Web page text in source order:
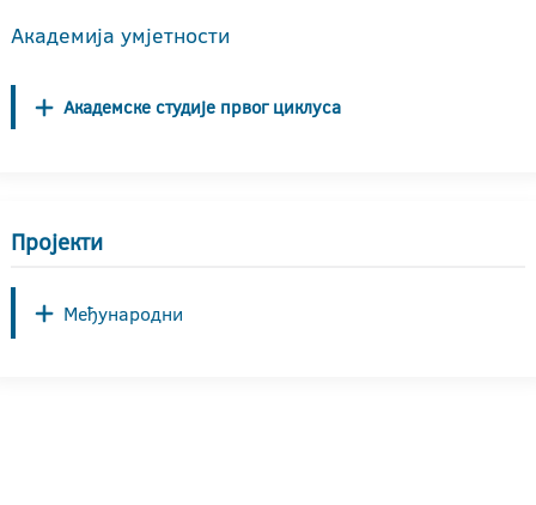
Академија умјетности
Академске студије првог циклуса
Пројекти
Међународни